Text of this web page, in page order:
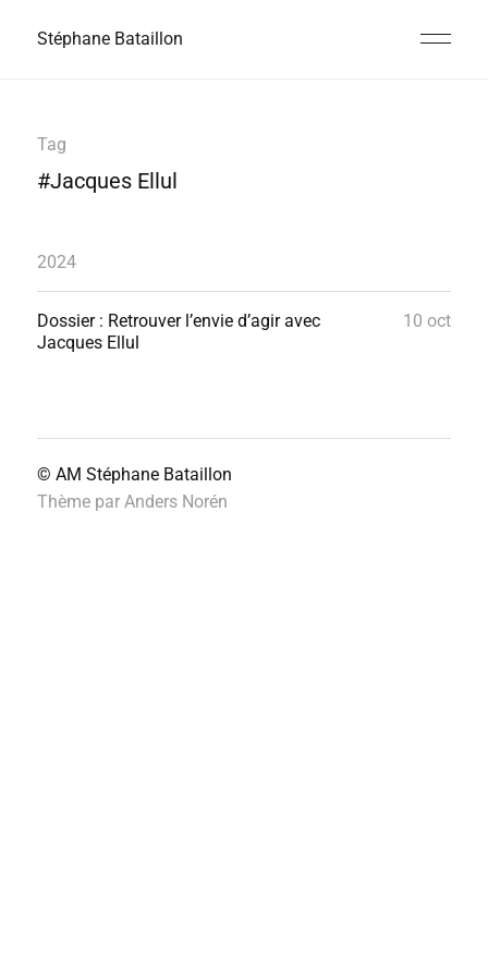
Stéphane Bataillon
Tag
#Jacques Ellul
2024
Dossier : Retrouver l’envie d’agir avec
Jacques Ellul
10 oct
© AM Stéphane Bataillon
Thème par Anders Norén